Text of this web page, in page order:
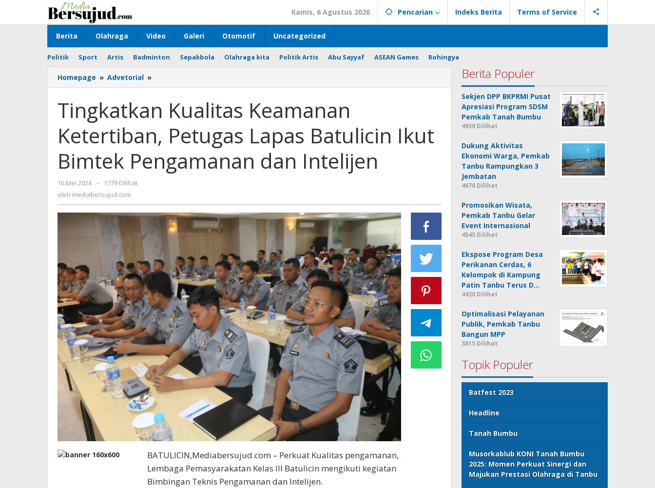
konten
Kamis, 6 Agustus 2026 Pencarian Indeks Berita Terms of Service
Berita Olahraga Video Galeri Otomotif Uncategorized
Politik Sport Artis Badminton Sepakbola Olahraga kita Politik Artis Abu Sayyaf ASEAN Games Rohingya
Homepage » Advetorial »
Kualitas
Ketertiban,
Petugas
Lapas
Batulicin
Ikut
Bimtek
Pengamanan
Tingkatkan Kualitas Keamanan
Ketertiban, Petugas Lapas Batulicin Ikut
Bimtek Pengamanan dan Intelijen
16 Mei 2024
oleh
mediabersujud.com
-
1779 Dilihat
oleh mediabersujud.com
BATULICIN,Mediabersujud.com – Perkuat Kualitas pengamanan,
Lembaga Pemasyarakatan Kelas III Batulicin mengikuti kegiatan
Bimbingan Teknis Pengamanan dan Intelijen.
Berita Populer
Sekjen DPP BKPRMI Pusat
Apresiasi Program SDSM
Pemkab Tanah Bumbu
4959 Dilihat
Dukung Aktivitas
Ekonomi Warga, Pemkab
Tanbu Rampungkan 3
Jembatan
4676 Dilihat
Promosikan Wisata,
Pemkab Tanbu Gelar
Event Internasional
4545 Dilihat
Ekspose Program Desa
Perikanan Cerdas, 6
Kelompok di Kampung
Patin Tanbu Terus D…
4420 Dilihat
Optimalisasi Pelayanan
Publik, Pemkab Tanbu
Bangun MPP
3815 Dilihat
Topik Populer
Batfest 2023
Headline
Tanah Bumbu
Musorkablub KONI Tanah Bumbu
2025: Momen Perkuat Sinergi dan
Majukan Prestasi Olahraga di Tanbu